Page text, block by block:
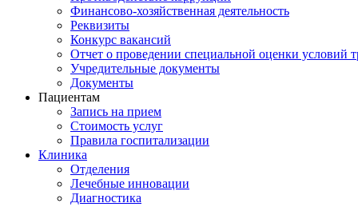
Финансово-хозяйственная деятельность
Реквизиты
Конкурс вакансий
Отчет о проведении специальной оценки условий
Учредительные документы
Документы
Пациентам
Запись на прием
Стоимость услуг
Правила госпитализации
Клиника
Отделения
Лечебные инновации
Диагностика